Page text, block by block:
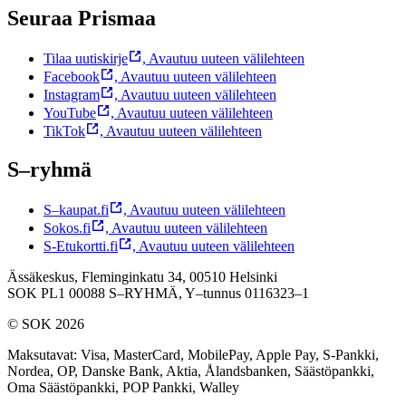
Seuraa Prismaa
Tilaa uutiskirje , Avautuu uuteen välilehteen
Facebook
, Avautuu uuteen välilehteen
Instagram
, Avautuu uuteen välilehteen
YouTube
, Avautuu uuteen välilehteen
TikTok
, Avautuu uuteen välilehteen
S–ryhmä
S–kaupat.fi , Avautuu uuteen välilehteen
Sokos.fi
, Avautuu uuteen välilehteen
S-Etukortti.fi
, Avautuu uuteen välilehteen
Ässäkeskus, Fleminginkatu 34, 00510 Helsinki
SOK PL1 00088 S–RYHMÄ, Y–tunnus 0116323–1
© SOK 2026
Maksutavat: Visa, MasterCard, MobilePay, Apple Pay, S-Pankki,
Nordea, OP, Danske Bank, Aktia, Ålandsbanken, Säästöpankki,
Oma Säästöpankki, POP Pankki, Walley